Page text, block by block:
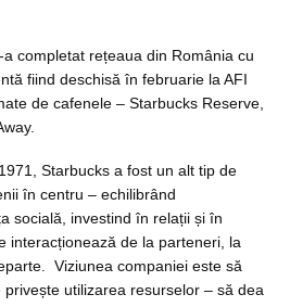
completat rețeaua din România cu
fiind deschisă în februarie la AFI
de cafenele – Starbucks Reserve,
Starbucks a fost un alt tip de
în centru – echilibrând
socială, investind în relații și în
interacționează de la parteneri, la
Viziunea companiei este să
utilizarea resurselor – să dea